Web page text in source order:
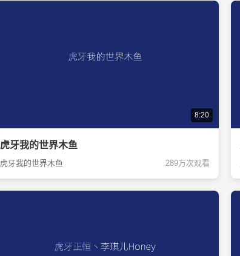
8:20
虎牙我的世界木鱼
虎牙我的世界木鱼 289万次观看